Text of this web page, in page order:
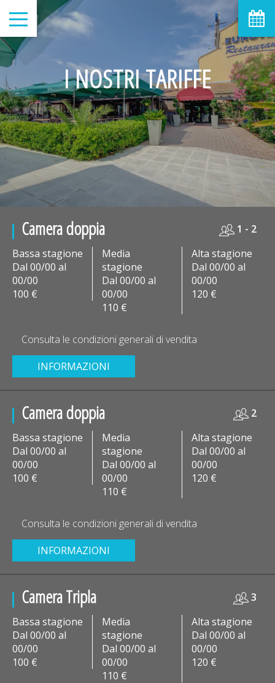
I NOSTRI TARIFFE
Camera doppia
1 - 2
Bassa stagione
Dal 00/00 al
00/00
100 €
Media
stagione
Dal 00/00 al
00/00
110 €
Alta stagione
Dal 00/00 al
00/00
120 €
Consulta le condizioni generali di vendita
INFORMAZIONI
Camera doppia
2
Bassa stagione
Dal 00/00 al
00/00
100 €
Media
stagione
Dal 00/00 al
00/00
110 €
Alta stagione
Dal 00/00 al
00/00
120 €
Consulta le condizioni generali di vendita
INFORMAZIONI
Camera Tripla
3
Bassa stagione
Dal 00/00 al
00/00
100 €
Media
stagione
Dal 00/00 al
00/00
110 €
Alta stagione
Dal 00/00 al
00/00
120 €